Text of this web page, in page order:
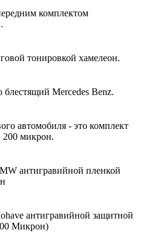
комплектом
тонировкой хамелеон.
Mercedes Benz.
автомобиля - это комплект
200 микрон.
антигравийной пленкой
антигравийной защитной
Микрон)